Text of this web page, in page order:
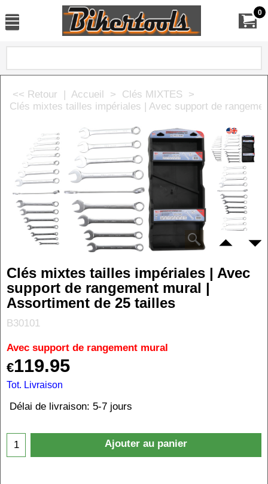
0
<< Retour | Accueil > Clés MIXTES >
Clés mixtes tailles impériales | Avec support de
Clés mixtes tailles impériales | Avec
support de rangement mural |
Assortiment de 25 tailles
B30101
Avec support de rangement mural
€119.95
Tot. Livraison
Délai de livraison: 5-7 jours
Ajouter au panier